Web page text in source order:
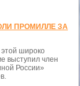
ПРОМИЛЛЕ ЗА
широко
выступил член
России»